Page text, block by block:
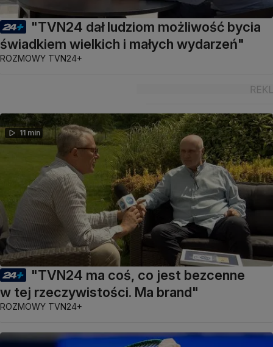
"TVN24 dał ludziom możliwość bycia
świadkiem wielkich i małych wydarzeń"
ROZMOWY TVN24+
11 min
"TVN24 ma coś, co jest bezcenne
w tej rzeczywistości. Ma brand"
ROZMOWY TVN24+